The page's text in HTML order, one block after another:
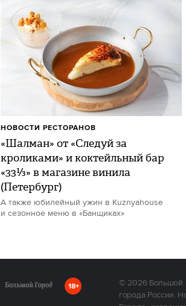
«Шалман» от «Следуй за
кроликами» и коктейльный бар
«33⅓» в магазине винила
(Петербург)
А также юбилейный ужин в Kuznyahouse
и сезонное меню в «Банщиках»
НОВОСТИ РЕСТОРАНОВ
18+ © 2026Большой
города России.